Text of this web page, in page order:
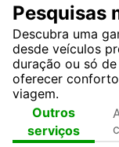
Pesquisas
Descubra uma
desde veículos
duração ou só
oferecer
viagem.
Outros
serviços